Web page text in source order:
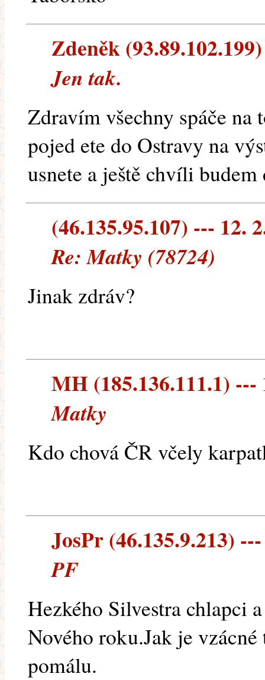
Zdeněk
Jen tak.
Zdravím všechny spáče
pojed ete do Ostravy na
usnete a ještě chvíli
(46.135.95.107) --- 12.
Re: Matky (78724)
Jinak zdráv?
MH (185.136.111.1) ---
Matky
Kdo chová ČR včely
JosPr (46.135.9.213)
PF
Hezkého Silvestra chlapci
Nového roku.Jak je
pomálu.